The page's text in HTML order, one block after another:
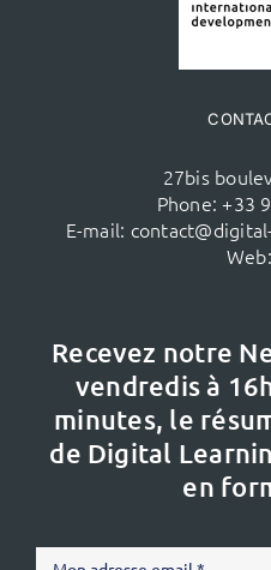
27bis
Phone: +33
E-mail:
Web:
Recevez notre
vendredis à
minutes, le
de Digital
en